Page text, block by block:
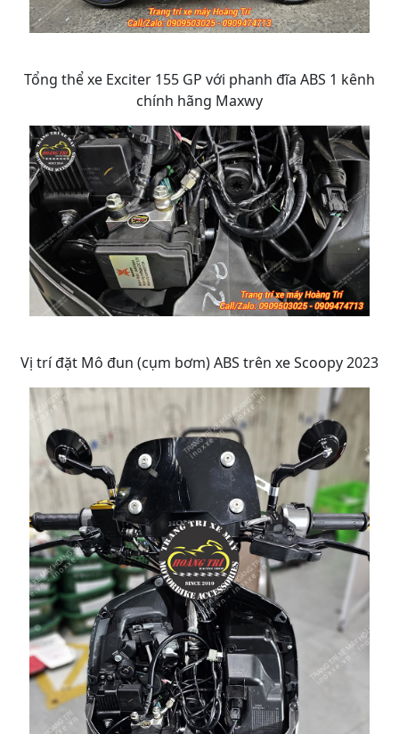
Tổng thể xe Exciter 155 GP với phanh đĩa ABS 1 kênh
chính hãng Maxwy
Vị trí đặt Mô đun (cụm bơm) ABS trên xe Scoopy 2023